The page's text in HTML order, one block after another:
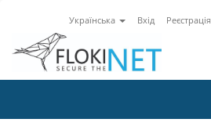
Українська Вхід Реєстрація